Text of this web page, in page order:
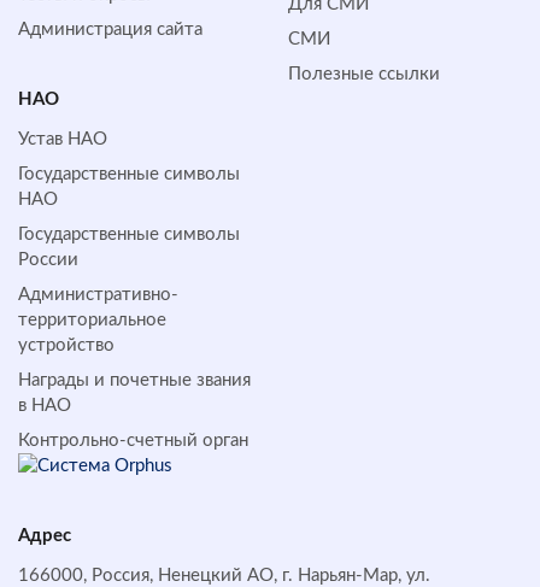
Администрация сайта
Для СМИ
СМИ
Полезные ссылки
НАО
Устав НАО
Государственные символы
НАО
Государственные символы
России
Административно-
территориальное
устройство
Награды и почетные звания
в НАО
Контрольно-счетный орган
Адрес
166000, Россия, Ненецкий АО, г. Нарьян-Мар, ул.